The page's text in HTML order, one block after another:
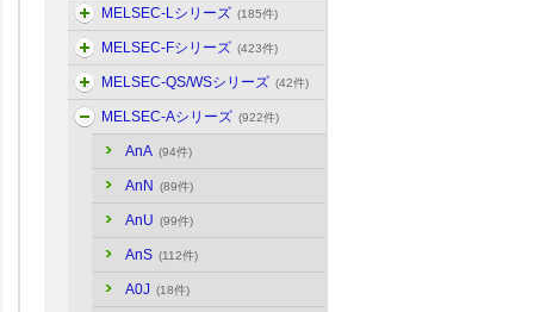
MELSEC-Lシリーズ (185件)
MELSEC-Fシリーズ (423件)
MELSEC-QS/WSシリーズ (42件)
MELSEC-Aシリーズ (922件)
AnA (94件)
AnN (89件)
AnU (99件)
AnS (112件)
A0J (18件)